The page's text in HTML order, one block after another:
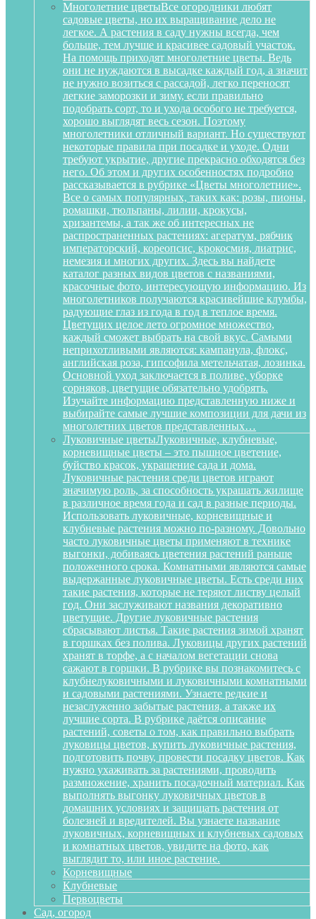
Многолетние цветыВсе огородники любят
садовые цветы, но их выращивание дело не
легкое. А растения в саду нужны всегда, чем
больше, тем лучше и красивее садовый участок.
На помощь приходят многолетние цветы. Ведь
они не нуждаются в высадке каждый год, а значит
не нужно возиться с рассадой, легко переносят
легкие заморозки и зиму, если правильно
подобрать сорт, то и ухода особого не требуется,
хорошо выглядят весь сезон. Поэтому
многолетники отличный вариант. Но существуют
некоторые правила при посадке и уходе. Одни
требуют укрытие, другие прекрасно обходятся без
него. Об этом и других особенностях подробно
рассказывается в рубрике «Цветы многолетние».
Все о самых популярных, таких как: розы, пионы,
ромашки, тюльпаны, лилии, крокусы,
хризантемы, а так же об интересных не
распространенных растениях: агератум, рябчик
императорский, кореопсис, крокосмия, лиатрис,
немезия и многих других. Здесь вы найдете
каталог разных видов цветов с названиями,
красочные фото, интересующую информацию. Из
многолетников получаются красивейшие клумбы,
радующие глаз из года в год в теплое время.
Цветущих целое лето огромное множество,
каждый сможет выбрать на свой вкус. Самыми
неприхотливыми являются: кампанула, флокс,
английская роза, гипсофила метельчатая, лозинка.
Основной уход заключается в поливе, уборке
сорняков, цветущие обязательно удобрять.
Изучайте информацию представленную ниже и
выбирайте самые лучшие композиции для дачи из
многолетних цветов представленных…
Луковичные цветыЛуковичные, клубневые,
корневищные цветы – это пышное цветение,
буйство красок, украшение сада и дома.
Луковичные растения среди цветов играют
значимую роль, за способность украшать жилище
в различное время года и сад в разные периоды.
Использовать луковичные, корневищные и
клубневые растения можно по-разному. Довольно
часто луковичные цветы применяют в технике
выгонки, добиваясь цветения растений раньше
положенного срока. Комнатными являются самые
выдержанные луковичные цветы. Есть среди них
такие растения, которые не теряют листву целый
год. Они заслуживают названия декоративно
цветущие. Другие луковичные растения
сбрасывают листья. Такие растения зимой хранят
в горшках без полива. Луковицы других растений
хранят в торфе, а с началом вегетации снова
сажают в горшки. В рубрике вы познакомитесь с
клубнелуковичными и луковичными комнатными
и садовыми растениями. Узнаете редкие и
незаслуженно забытые растения, а также их
лучшие сорта. В рубрике даётся описание
растений, советы о том, как правильно выбрать
луковицы цветов, купить луковичные растения,
подготовить почву, провести посадку цветов. Как
нужно ухаживать за растениями, проводить
размножение, хранить посадочный материал. Как
выполнять выгонку луковичных цветов в
домашних условиях и защищать растения от
болезней и вредителей. Вы узнаете название
луковичных, корневищных и клубневых садовых
и комнатных цветов, увидите на фото, как
выглядит то, или иное растение.
Корневищные
Клубневые
Первоцветы
Сад, огород